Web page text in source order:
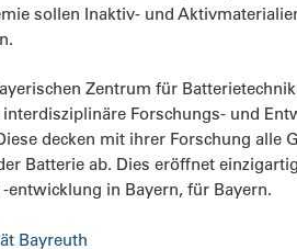
sollen Inaktiv- und
Zentrum für
Forschungs- und
decken mit ihrer Forschung
Batterie ab. Dies eröffnet
entwicklung in Bayern, für Bayern.
Bayreuth